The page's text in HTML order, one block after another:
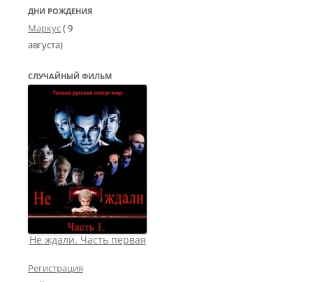
ДНИ РОЖДЕНИЯ
Маркус( 9
августа)
СЛУЧАЙНЫЙ ФИЛЬМ
Не ждали. Часть первая
Регистрация